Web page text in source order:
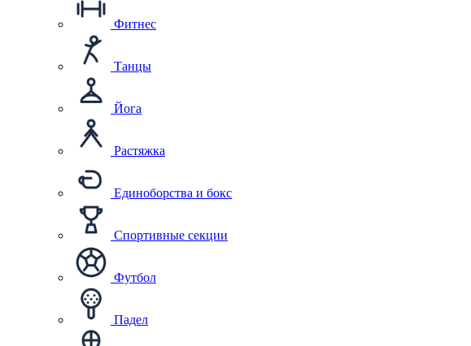
Фитнес
Танцы
Йога
Растяжка
Единоборства и бокс
Спортивные секции
Футбол
Падел